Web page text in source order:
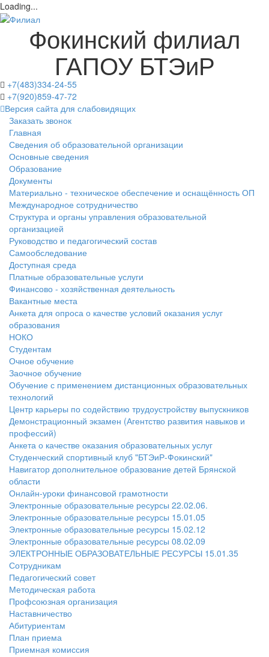
Loading...
Фокинский филиал
ГАПОУ БТЭиР
+7(483)334-24-55
+7(920)859-47-72
Версия сайта для слабовидящих
Заказать звонок
Главная
Сведения об образовательной организации
Основные сведения
Образование
Документы
Материально - техническое обеспечение и оснащённость ОП
Международное сотрудничество
Структура и органы управления образовательной
организацией
Руководство и педагогический состав
Самообследование
Доступная среда
Платные образовательные услуги
Финансово - хозяйственная деятельность
Вакантные места
Анкета для опроса о качестве условий оказания услуг
образования
НОКО
Студентам
Очное обучение
Заочное обучение
Обучение с применением дистанционных образовательных
технологий
Центр карьеры по содействию трудоустройству выпускников
Демонстрационный экзамен (Агентство развития навыков и
профессий)
Анкета о качестве оказания образовательных услуг
Студенческий спортивный клуб "БТЭиР-Фокинский"
Навигатор дополнительное образование детей Брянской
области
Онлайн-уроки финансовой грамотности
Электронные образовательные ресурсы 22.02.06.
Электронные образовательные ресурсы 15.01.05
Электронные образовательные ресурсы 15.02.12
Электронные образовательные ресурсы 08.02.09
ЭЛЕКТРОННЫЕ ОБРАЗОВАТЕЛЬНЫЕ РЕСУРСЫ 15.01.35
Сотрудникам
Педагогический совет
Методическая работа
Профсоюзная организация
Наставничество
Абитуриентам
План приема
Приемная комиссия